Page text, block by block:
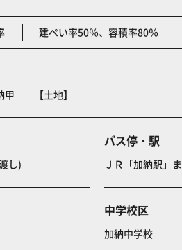
建ぺい率50％、容積率80％
甲 【土地】
し)
バス停・駅
ＪＲ「加納駅」
中学校区
加納中学校